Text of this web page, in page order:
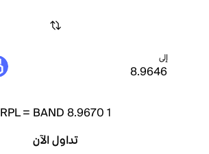
إلى
1
RPL= BAND 8.9670
تداول الآن